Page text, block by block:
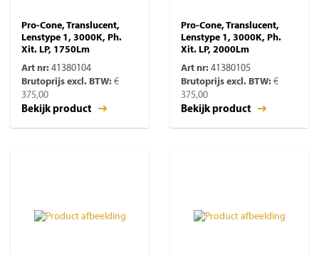
Pro-Cone, Translucent,
Lenstype 1, 3000K, Ph.
Xit. LP, 1750Lm
Art nr: 41380104
Brutoprijs excl. BTW: €
375,00
Bekijk product
Pro-Cone, Translucent,
Lenstype 1, 3000K, Ph.
Xit. LP, 2000Lm
Art nr: 41380105
Brutoprijs excl. BTW: €
375,00
Bekijk product